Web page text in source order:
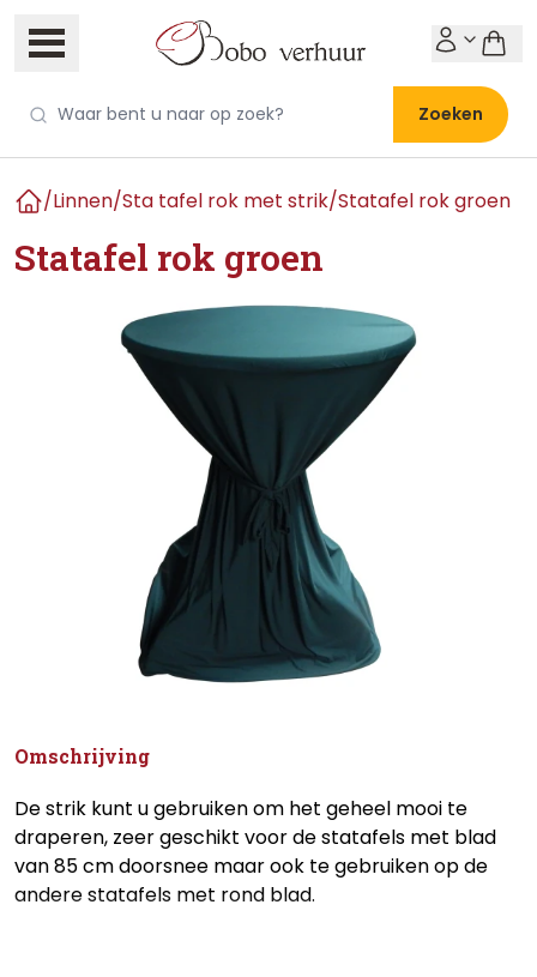
Zoeken
/Linnen/Sta tafel rok met strik/Statafel rok groen
Statafel rok groen
Omschrijving
De strik kunt u gebruiken om het geheel mooi te
draperen, zeer geschikt voor de statafels met blad
van 85 cm doorsnee maar ook te gebruiken op de
andere statafels met rond blad.